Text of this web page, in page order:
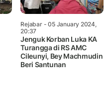
Rejabar- 05 January 2024,
20:37
Jenguk Korban Luka KA
Turangga di RS AMC
Cileunyi, Bey Machmudin
Beri Santunan